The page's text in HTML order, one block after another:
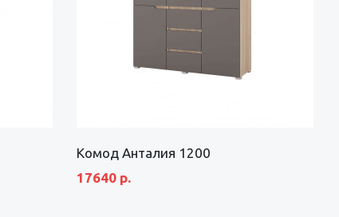
Комод Анталия 1200
17640 р.